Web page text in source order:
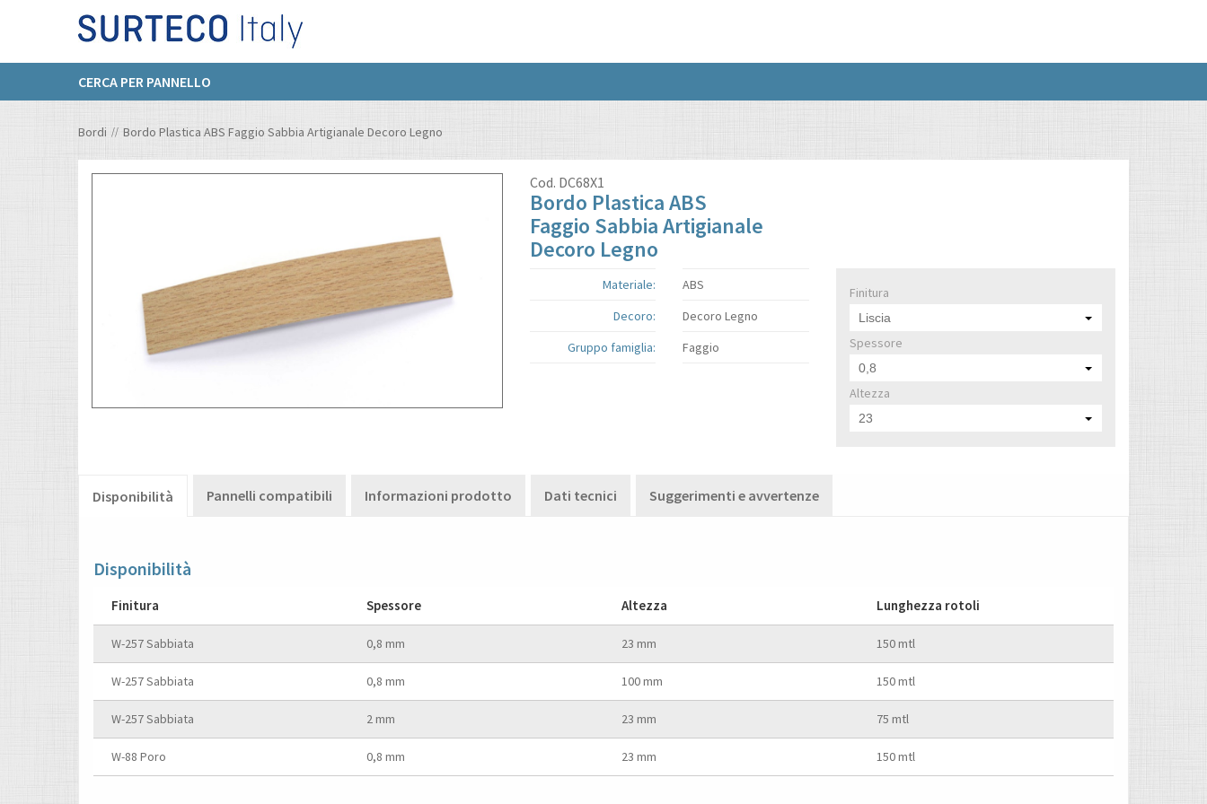
CERCA PER PANNELLO
Bordi Bordo Plastica ABS Faggio Sabbia Artigianale Decoro Legno
Cod. DC68X1
Bordo Plastica ABS
Faggio Sabbia Artigianale
Decoro Legno
Materiale:
Decoro:
Gruppo famiglia:
ABS
Decoro Legno
Faggio
Finitura
Liscia
Spessore
0,8
Altezza
23
Disponibilità Pannelli compatibili Informazioni prodotto Dati tecnici Suggerimenti e avvertenze
Disponibilità
Finitura Spessore Altezza Lunghezza rotoli
W-257 Sabbiata 0,8 mm 23 mm 150 mtl
W-257 Sabbiata 0,8 mm 100 mm 150 mtl
W-257 Sabbiata 2 mm 23 mm 75 mtl
W-88 Poro 0,8 mm 23 mm 150 mtl